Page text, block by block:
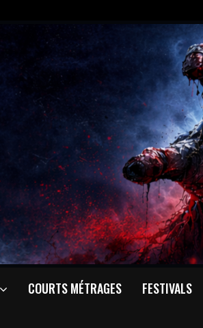
COURTS MÉTRAGES FESTIVALS